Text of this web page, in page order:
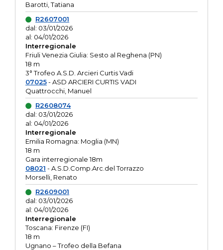
Barotti, Tatiana
R2607001
dal: 03/01/2026
al: 04/01/2026
Interregionale
Friuli Venezia Giulia: Sesto al Reghena (PN)
18 m
3° Trofeo A.S.D. Arcieri Curtis Vadi
07025- ASD ARCIERI CURTIS VADI
Quattrocchi, Manuel
R2608074
dal: 03/01/2026
al: 04/01/2026
Interregionale
Emilia Romagna: Moglia (MN)
18 m
Gara interregionale 18m
08021 - A.S.D.Comp.Arc.del Torrazzo
Morselli, Renato
R2609001
dal: 03/01/2026
al: 04/01/2026
Interregionale
Toscana: Firenze (FI)
18 m
Ugnano – Trofeo della Befana